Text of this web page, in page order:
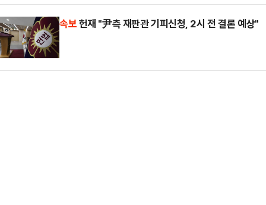
게 되면 특수공무집행…
북에 "이런 주장을 질의한 국회의원
회피한 법원 행정처 간부의 죄책도
온 내란죄 수사도 정당성을 …
불려야 마땅하다"고 비판했다.권성
사 범위를 무한정 늘릴 수 있다는
속보헌재 "尹측 재판관 기피신청, 2시 전 결론 예상"